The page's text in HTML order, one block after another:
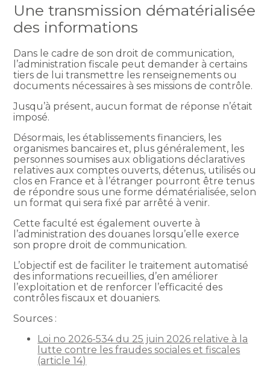
Une transmission dématérialisée
des informations
Dans le cadre de son droit de communication,
l’administration fiscale peut demander à certains
tiers de lui transmettre les renseignements ou
documents nécessaires à ses missions de contrôle.
Jusqu’à présent, aucun format de réponse n’était
imposé.
Désormais, les établissements financiers, les
organismes bancaires et, plus généralement, les
personnes soumises aux obligations déclaratives
relatives aux comptes ouverts, détenus, utilisés ou
clos en France et à l’étranger pourront être tenus
de répondre sous une forme dématérialisée, selon
un format qui sera fixé par arrêté à venir.
Cette faculté est également ouverte à
l’administration des douanes lorsqu’elle exerce
son propre droit de communication.
L’objectif est de faciliter le traitement automatisé
des informations recueillies, d’en améliorer
l’exploitation et de renforcer l’efficacité des
contrôles fiscaux et douaniers.
Sources :
Loi no 2026-534 du 25 juin 2026 relative à la
lutte contre les fraudes sociales et fiscales
(article 14)